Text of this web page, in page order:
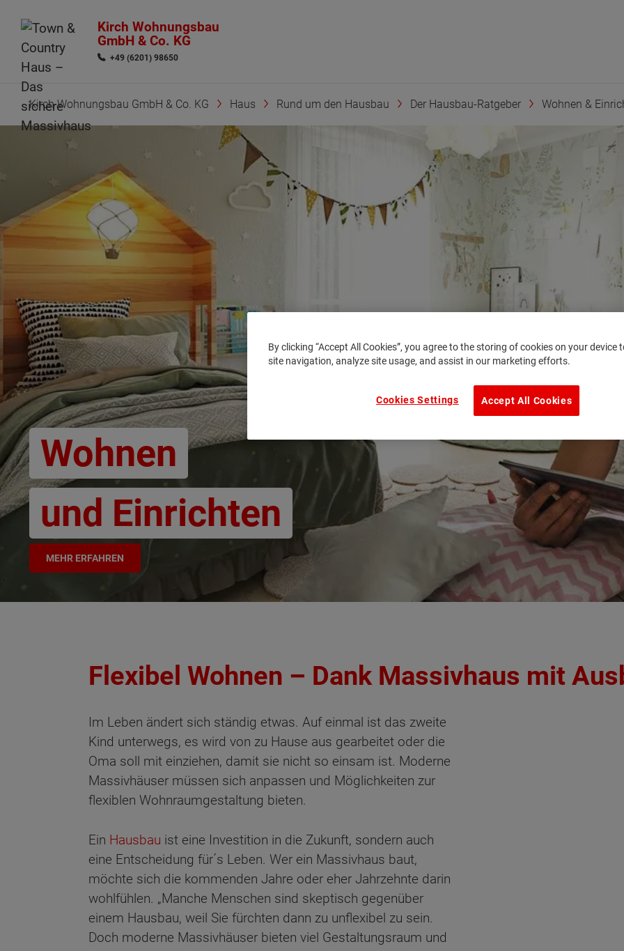
Kirch Wohnungsbau
GmbH & Co. KG
+49 (6201) 98650
Kirch Wohnungsbau GmbH & Co. KG Haus Rund um den Hausbau Der Hausbau-Ratgeber Wohnen &
Wohnen
und Einrichten
MEHR ERFAHREN
Flexibel Wohnen – Dank Massivhaus mit
Im Leben ändert sich ständig etwas. Auf einmal ist das zweite
Kind unterwegs, es wird von zu Hause aus gearbeitet oder die
Oma soll mit einziehen, damit sie nicht so einsam ist. Moderne
Massivhäuser müssen sich anpassen und Möglichkeiten zur
flexiblen Wohnraumgestaltung bieten.
Ein Hausbau ist eine Investition in die Zukunft, sondern auch
eine Entscheidung für´s Leben. Wer ein Massivhaus baut,
möchte sich die kommenden Jahre oder eher Jahrzehnte darin
wohlfühlen. „Manche Menschen sind skeptisch gegenüber
einem Hausbau, weil Sie fürchten dann zu unflexibel zu sein.
Doch moderne Massivhäuser bieten viel Gestaltungsraum und
By clicking “Accept All Cookies”, you agree to the storing of cookies on your device
site navigation, analyze site usage, and assist in our marketing efforts.
Accept All Cookies
Cookies Settings